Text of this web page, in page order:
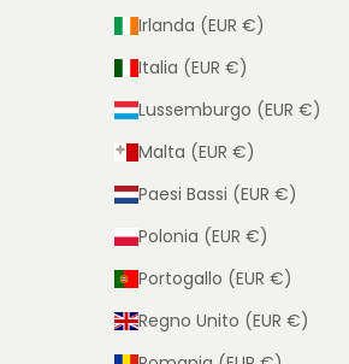
Irlanda (EUR €)
Italia (EUR €)
Lussemburgo (EUR €)
Malta (EUR €)
Paesi Bassi (EUR €)
Polonia (EUR €)
Portogallo (EUR €)
Regno Unito (EUR €)